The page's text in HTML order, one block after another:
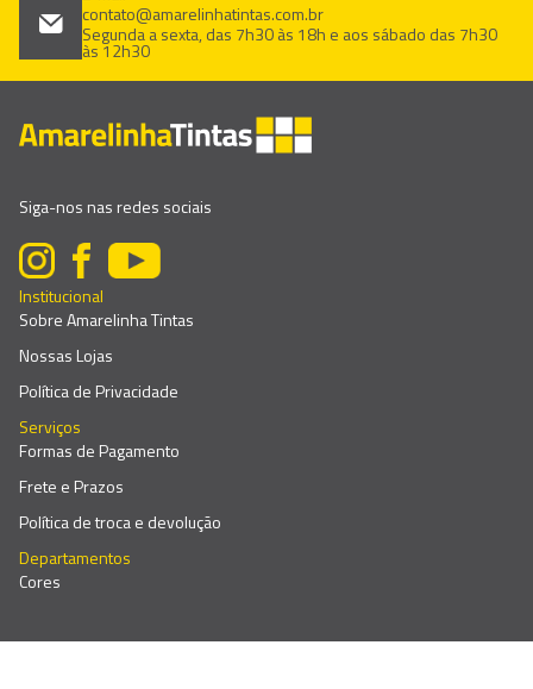
contato@amarelinhatintas.com.br
Segunda a sexta, das 7h30 às 18h e aos sábado das 7h30
às 12h30
Siga-nos nas redes sociais
Institucional
Sobre Amarelinha Tintas
Nossas Lojas
Política de Privacidade
Serviços
Formas de Pagamento
Frete e Prazos
Política de troca e devolução
Departamentos
Cores